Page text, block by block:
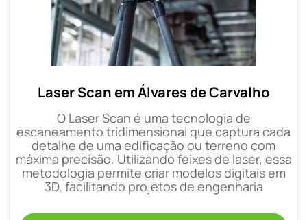
Laser Scan em Álvares de Carvalho
O Laser Scan é uma tecnologia de
escaneamento tridimensional que captura cada
detalhe de uma edificação ou terreno com
máxima precisão. Utilizando feixes de laser, essa
metodologia permite criar modelos digitais em
3D, facilitando projetos de engenharia